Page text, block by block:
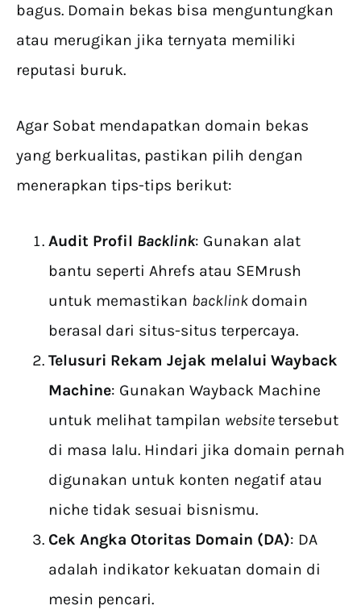
bagus. Domain bekas bisa menguntungkan
atau merugikan jika ternyata memiliki
reputasi buruk.
Agar Sobat mendapatkan domain bekas
yang berkualitas, pastikan pilih dengan
menerapkan tips-tips berikut:
Audit Profil Backlink: Gunakan alat
bantu seperti Ahrefs atau SEMrush
untuk memastikan backlink domain
berasal dari situs-situs terpercaya.
Telusuri Rekam Jejak melalui Wayback
Machine: Gunakan Wayback Machine
untuk melihat tampilan websitetersebut
di masa lalu. Hindari jika domain pernah
digunakan untuk konten negatif atau
niche tidak sesuai bisnismu.
Cek Angka Otoritas Domain (DA): DA
adalah indikator kekuatan domain di
mesin pencari.